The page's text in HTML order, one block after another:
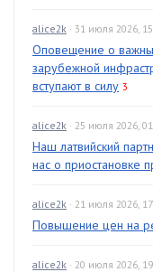
alice2k · 31 июля 2026,
Оповещение о
зарубежной
вступают в силу 3
alice2k · 25 июля 2026,
Наш латвийский
нас о приостановке
alice2k · 21 июля 2026,
Повышение цен на
alice2k · 20 июля 2026,